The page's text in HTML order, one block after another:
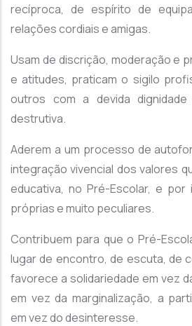
recíproca, de espírito de
relações cordiais e amigas.
Usam de discrição, moderação e
e atitudes, praticam o sigilo
outros com a devida
destrutiva.
Aderem a um processo de
integração vivencial dos valores
educativa, no Pré-Escolar, e por
próprias e muito peculiares.
Contribuem para que o Pré-
lugar de encontro, de escuta, de
favorece a solidariedade em vez
em vez da marginalização, a
em vez do desinteresse.